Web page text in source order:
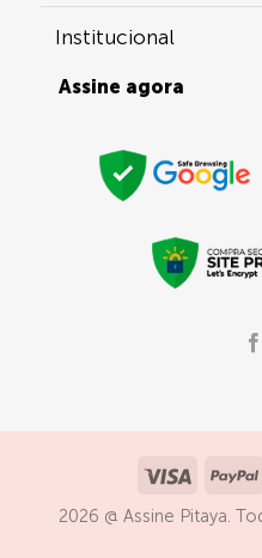
Institucional
Assine agora
Visa
2026 @ Assine Pitaya.